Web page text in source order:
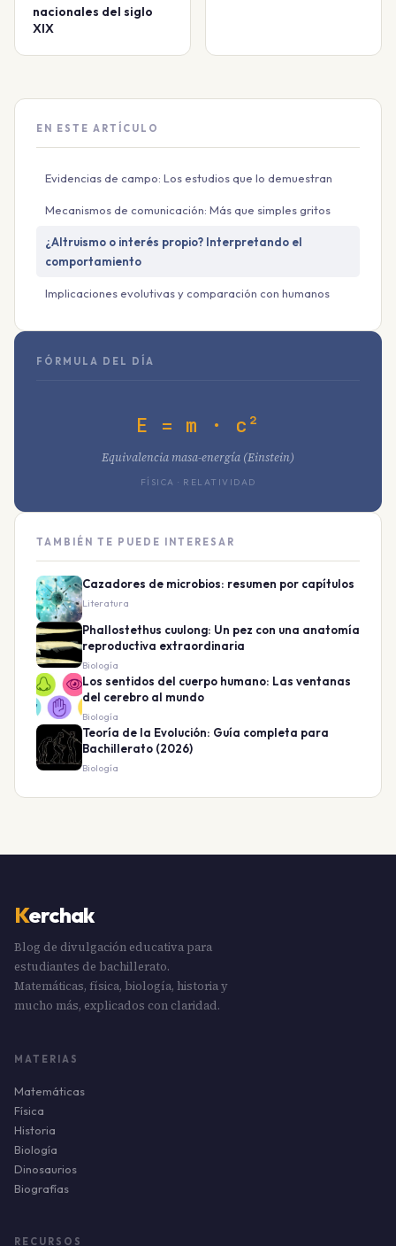
nacionales del siglo
XIX
EN ESTE ARTÍCULO
Evidencias de campo: Los estudios que lo demuestran
Mecanismos de comunicación: Más que simples gritos
¿Altruismo o interés propio? Interpretando el
comportamiento
Implicaciones evolutivas y comparación con humanos
FÓRMULA DEL DÍA
E = m · c²
Equivalencia masa-energía (Einstein)
FÍSICA · RELATIVIDAD
TAMBIÉN TE PUEDE INTERESAR
Cazadores de microbios: resumen por capítulos
Literatura
Phallostethus cuulong: Un pez con una anatomía
reproductiva extraordinaria
Biología
Los sentidos del cuerpo humano: Las ventanas
del cerebro al mundo
Biología
Teoría de la Evolución: Guía completa para
Bachillerato (2026)
Biología
Kerchak
Blog de divulgación educativa para
estudiantes de bachillerato.
Matemáticas, física, biología, historia y
mucho más, explicados con claridad.
MATERIAS
Matemáticas
Física
Historia
Biología
Dinosaurios
Biografías
RECURSOS